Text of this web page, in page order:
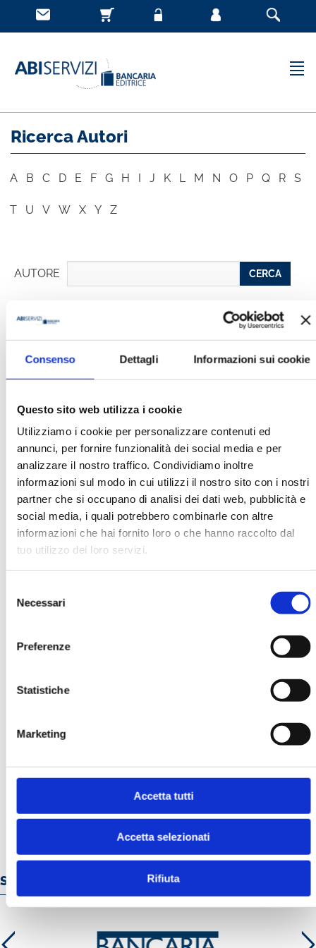
Consenso Dettagli Informazioni sui cookie
Questo sito web utilizza i cookie
Utilizziamo i cookie per personalizzare contenuti ed
annunci, per fornire funzionalità dei social media e per
analizzare il nostro traffico. Condividiamo inoltre
informazioni sul modo in cui utilizzi il nostro sito con i nostri
partner che si occupano di analisi dei dati web, pubblicità e
social media, i quali potrebbero combinarle con altre
informazioni che hai fornito loro o che hanno raccolto dal
tuo utilizzo dei loro servizi.
delNecessari
Preferenze
Statistiche
Marketing
Accetta tutti
Accetta selezionati
Rifiuta
Ricerca Autori
A B C D E F G H I J K L M N O P Q R S
T U V W X Y Z
AUTORE CERCA
Monica Rivelli
FEduF
Ha pubblicato con noi
MOSTRA
Servizi e prodotti online